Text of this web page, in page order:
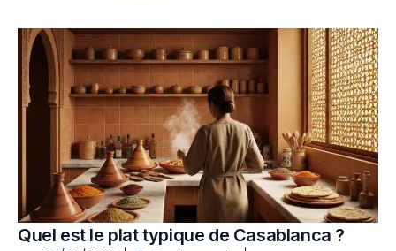
Quel est le plat typique de Casablanca ?